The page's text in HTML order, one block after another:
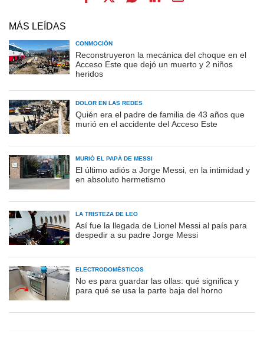
MÁS LEÍDAS
CONMOCIÓN
Reconstruyeron la mecánica del choque en el
Acceso Este que dejó un muerto y 2 niños
heridos
DOLOR EN LAS REDES
Quién era el padre de familia de 43 años que
murió en el accidente del Acceso Este
MURIÓ EL PAPÁ DE MESSI
El último adiós a Jorge Messi, en la intimidad y
en absoluto hermetismo
LA TRISTEZA DE LEO
Así fue la llegada de Lionel Messi al país para
despedir a su padre Jorge Messi
ELECTRODOMÉSTICOS
No es para guardar las ollas: qué significa y
para qué se usa la parte baja del horno